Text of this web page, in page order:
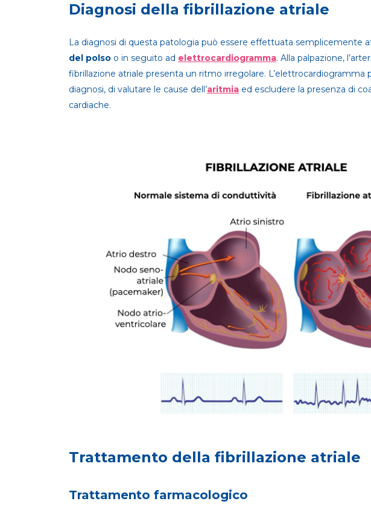
Diagnosi della fibrillazione atriale
La diagnosi di questa patologia può essere effettuata semplicemente
del polso o in seguito ad elettrocardiogramma. Alla palpazione,
fibrillazione atriale presenta un ritmo irregolare.
diagnosi, di valutare le cause dell’aritmia ed escludere la presenza di
cardiache.
Trattamento della fibrillazione atriale
Trattamento farmacologico